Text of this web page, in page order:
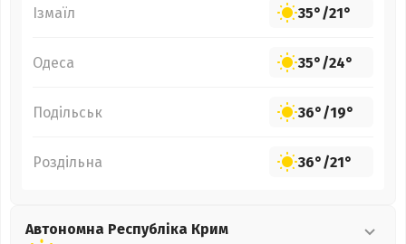
Ізмаїл 35°/21°
Одеса 35°/24°
Подільськ 36°/19°
Роздільна 36°/21°
Автономна Республіка Крим